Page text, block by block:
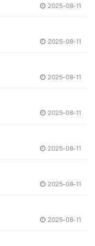
2025-08-11
2025-08-11
2025-08-11
2025-08-11
2025-08-11
2025-08-11
2025-08-11